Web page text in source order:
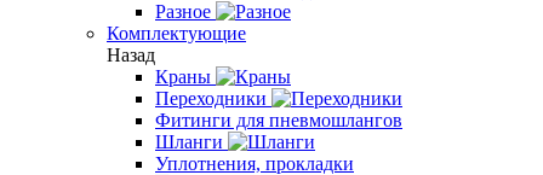
Разное
Комплектующие
Назад
Краны
Переходники
Фитинги для пневмошлангов
Шланги
Уплотнения, прокладки